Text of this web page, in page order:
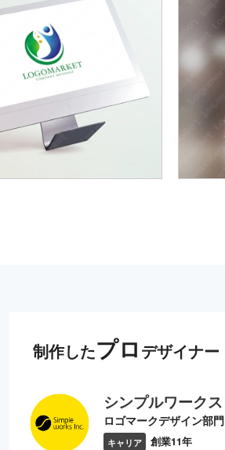
制作したプロ デザイナー
シンプルワークス
ロゴマークデザイン部門
キャリア 創業11年